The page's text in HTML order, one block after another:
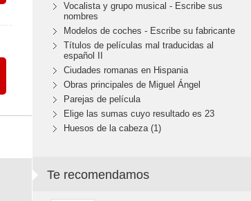
Vocalista y grupo musical - Escribe sus
nombres
Modelos de coches - Escribe su fabricante
Títulos de películas mal traducidas al
español II
Ciudades romanas en Hispania
Obras principales de Miguel Ángel
Parejas de película
Elige las sumas cuyo resultado es 23
Huesos de la cabeza (1)
Te recomendamos